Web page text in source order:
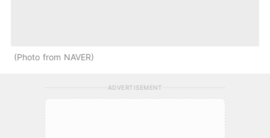
Photo from NAVER
ADVERTISEMENT